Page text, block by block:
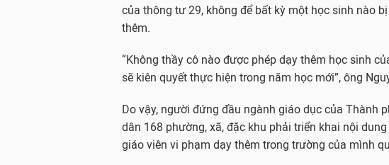
của thông tư 29, không để bất kỳ một học sinh nào
thêm.
“Không thầy cô nào được phép dạy thêm học sinh
sẽ kiên quyết thực hiện trong năm học mới”, ông
Do vậy, người đứng đầu ngành giáo dục của Thành
dân 168 phường, xã, đặc khu phải triển khai nội
giáo viên vi phạm dạy thêm trong trường của mình